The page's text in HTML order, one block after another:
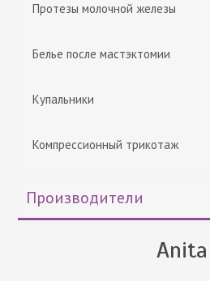
Протезы молочной железы
Белье после мастэктомии
Купальники
Компрессионный трикотаж
Производители
Anita